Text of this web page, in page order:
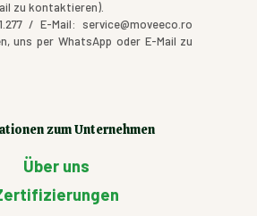
zu kontaktieren).
/ E-Mail: service@moveeco.ro
uns per WhatsApp oder E-Mail zu
zum Unternehmen
Über uns